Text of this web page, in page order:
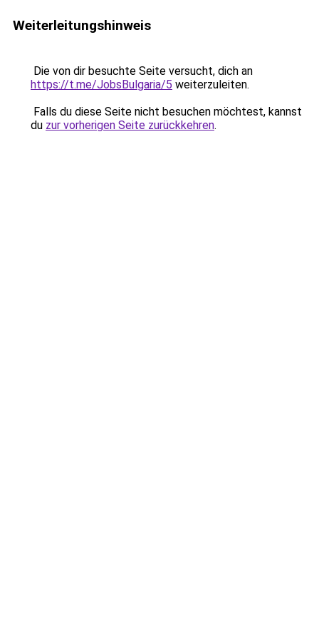
Weiterleitungshinweis
Die von dir besuchte Seite versucht, dich an
https://t.me/JobsBulgaria/5 weiterzuleiten.
Falls du diese Seite nicht besuchen möchtest, kannst
du zur vorherigen Seite zurückkehren.